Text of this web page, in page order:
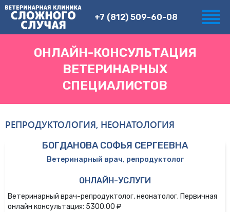
+7 (812) 509-60-08
ОНЛАЙН-КОНСУЛЬТАЦИЯ
ВЕТЕРИНАРНЫХ
СПЕЦИАЛИСТОВ
РЕПРОДУКТОЛОГИЯ, НЕОНАТОЛОГИЯ
БОГДАНОВА СОФЬЯ СЕРГЕЕВНА
Ветеринарный врач, репродуктолог
ОНЛАЙН-УСЛУГИ
Ветеринарный врач-репродуктолог, неонатолог. Первичная
онлайн консультация: 5300.00 ₽